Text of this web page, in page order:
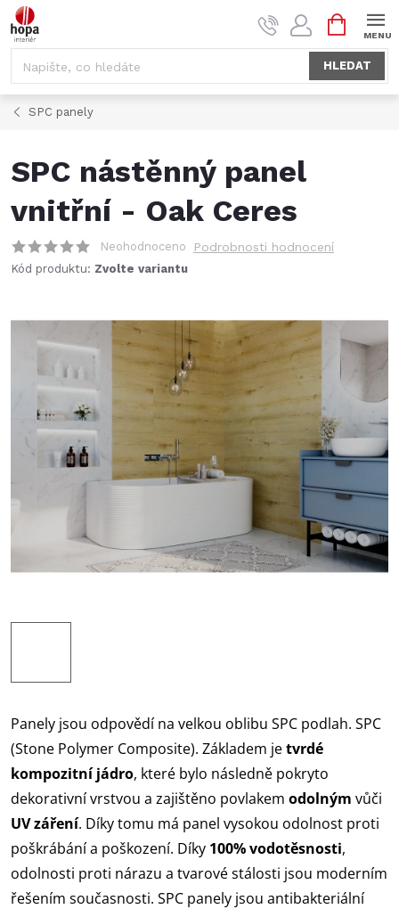
Přejít
na
HLEDAT
NÁKUPNÍ
KOŠÍK
SPC panely
SPC nástěnný panel
vnitřní - Oak Ceres
Neohodnoceno Podrobnosti hodnocení
Kód produktu: Zvolte variantu
Panely jsou odpovědí na velkou oblibu SPC podlah. SPC
(Stone Polymer Composite). Základem jetvrdé
kompozitní jádro, které bylo následně pokryto
dekorativní vrstvou a zajištěno povlakem odolným vůči
UV záření. Díky tomu má panel vysokou odolnost proti
poškrábání a poškození. Díky 100% vodotěsnosti,
odolnosti proti nárazu a tvarové stálosti jsou moderním
řešením současnosti. SPC panely jsou antibakteriální